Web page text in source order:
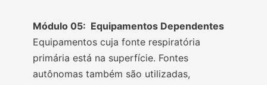
Módulo 05: Equipamentos Dependentes
Equipamentos cuja fonte respiratória
primária está na superfície. Fontes
autônomas também são utilizadas,